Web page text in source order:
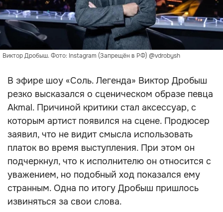
Виктор Дробыш. Фото: Instagram (Запрещён в РФ) @vdrobysh
В эфире шоу «Соль. Легенда» Виктор Дробыш
резко высказался о сценическом образе певца
Akmal. Причиной критики стал аксессуар, с
которым артист появился на сцене. Продюсер
заявил, что не видит смысла использовать
платок во время выступления. При этом он
подчеркнул, что к исполнителю он относится с
уважением, но подобный ход показался ему
странным. Одна по итогу Дробыш пришлось
извиняться за свои слова.